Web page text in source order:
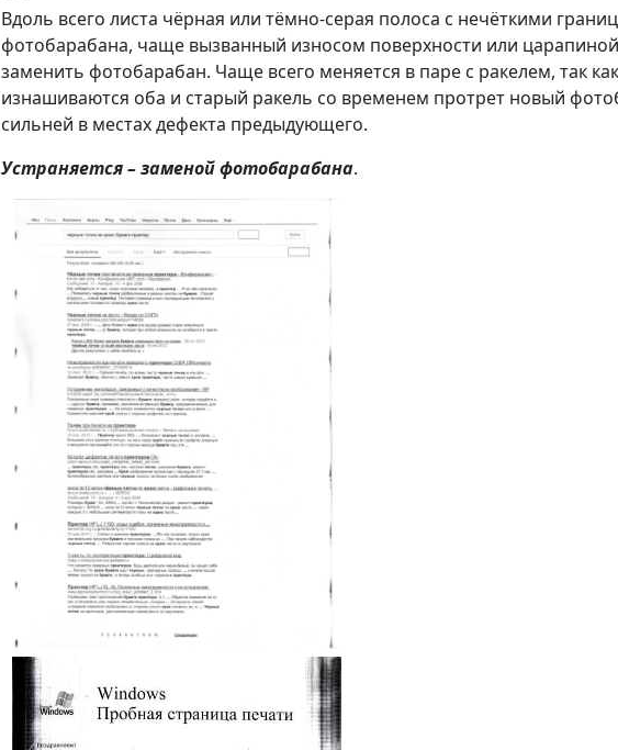
Вдоль всего листа чёрная или тёмно-серая полоса с нечёткими
фотобарабана, чаще вызванный износом поверхности или
заменить фотобарабан. Чаще всего меняется в паре с ракелем, так как
изнашиваются оба и старый ракель со временем протрет новый
сильней в местах дефекта предыдующего.
Устраняется –заменой фотобарабана.